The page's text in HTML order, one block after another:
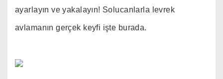
ayarlayın ve yakalayın! Solucanlarla levrek
avlamanın gerçek keyfi işte burada.